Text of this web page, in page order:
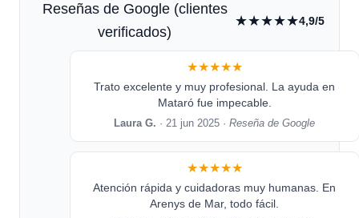
Reseñas de Google (clientes
verificados)
★★★★★4,9/5
★★★★★
Trato excelente y muy profesional. La ayuda en
Mataró fue impecable.
Laura G. · 21 jun 2025 ·Reseña de Google
★★★★★
Atención rápida y cuidadoras muy humanas. En
Arenys de Mar, todo fácil.